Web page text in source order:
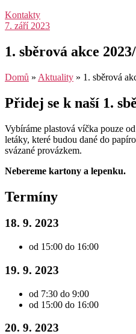
Kontakty
7. září 2023
1. sběrová akce
Domů » Aktuality » 1. sběrová
Přidej se k naší 1.
Vybíráme plastová víčka pouze
letáky, které budou dané do
svázané provázkem.
Nebereme kartony a lepenku.
Termíny
18. 9. 2023
od 15:00 do 16:00
19. 9. 2023
od 7:30 do 9:00
od 15:00 do 16:00
20. 9. 2023